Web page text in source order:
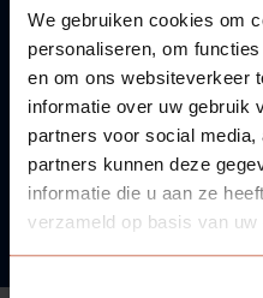
We gebruiken cookies om
personaliseren, om
en om ons websiteverkeer
informatie over uw gebruik
partners voor social
partners kunnen deze
informatie die u aan ze
verzameld op basis van
Toestemmingsselectie
Veelgestelde vragen
Brochures
Technische documentatie
Veelgestelde vragen
VRAGEN?
WIJ HELPEN U
Neem